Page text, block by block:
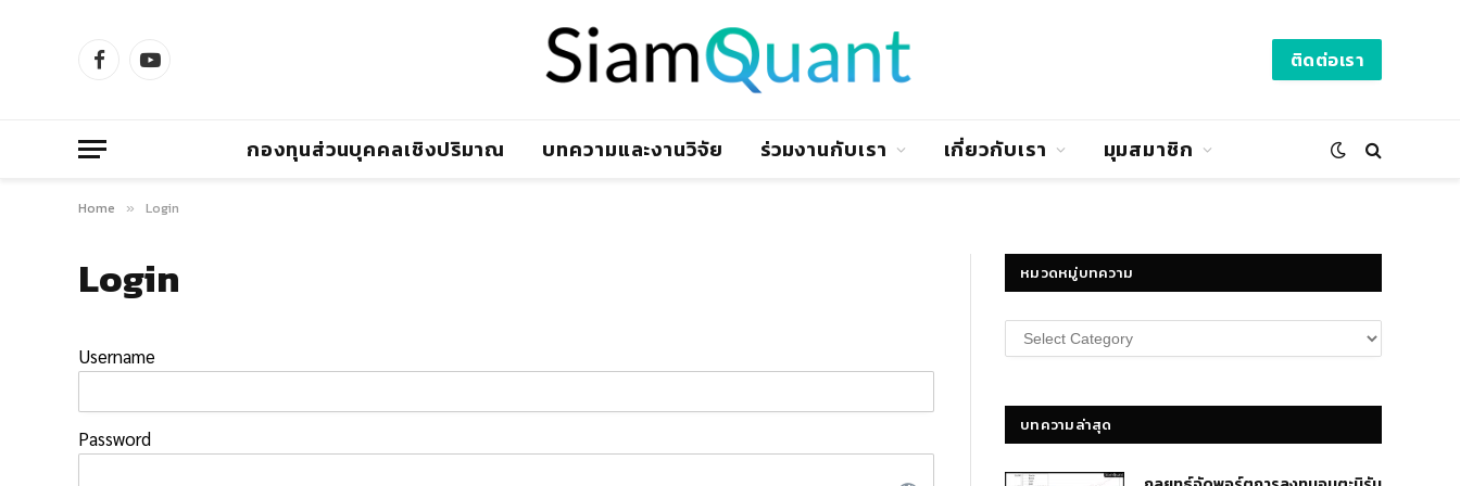
FacebookYouTube ติดต่อเรา
กองทุนส่วนบุคคลเชิงปริมาณ บทความและงานวิจัย ร่วมงานกับเรา เกี่ยวกับเรา มุมสมาชิก
Home » Login
Login
Username
Password
หมวดหมู่บทความ
หมวด
หมู่
บทความล่าสุด